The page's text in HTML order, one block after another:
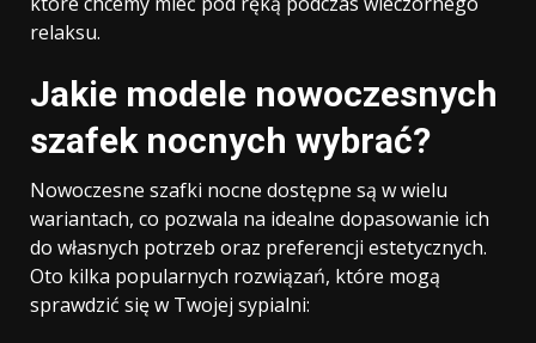
relaksu.
Jakie modele nowoczesnych
szafek nocnych wybrać?
Nowoczesne szafki nocne dostępne są w wielu
wariantach, co pozwala na idealne dopasowanie ich
do własnych potrzeb oraz preferencji estetycznych.
Oto kilka popularnych rozwiązań, które mogą
sprawdzić się w Twojej sypialni: